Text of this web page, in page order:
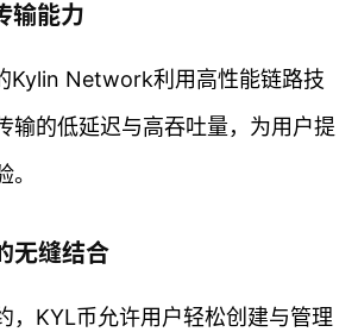
输能力
Kylin Network利用高性能链路技
输的低延迟与高吞吐量，为用户提
无缝结合
，KYL币允许用户轻松创建与管理